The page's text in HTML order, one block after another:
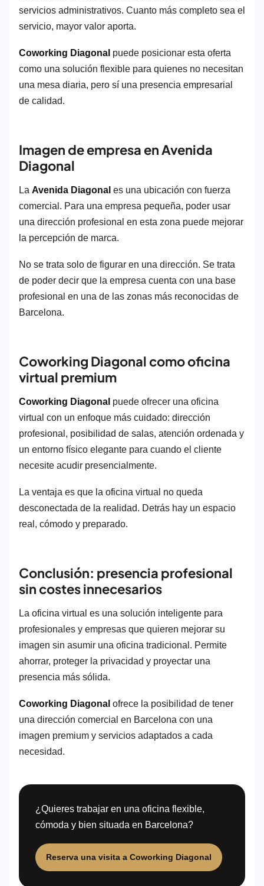
servicios administrativos. Cuanto más completo sea el
servicio, mayor valor aporta.
Coworking Diagonal puede posicionar esta oferta
como una solución flexible para quienes no necesitan
una mesa diaria, pero sí una presencia empresarial
de calidad.
Imagen de empresa en Avenida
Diagonal
La Avenida Diagonal es una ubicación con fuerza
comercial. Para una empresa pequeña, poder usar
una dirección profesional en esta zona puede mejorar
la percepción de marca.
No se trata solo de figurar en una dirección. Se trata
de poder decir que la empresa cuenta con una base
profesional en una de las zonas más reconocidas de
Barcelona.
Coworking Diagonal como oficina
virtual premium
Coworking Diagonal puede ofrecer una oficina
virtual con un enfoque más cuidado: dirección
profesional, posibilidad de salas, atención ordenada y
un entorno físico elegante para cuando el cliente
necesite acudir presencialmente.
La ventaja es que la oficina virtual no queda
desconectada de la realidad. Detrás hay un espacio
real, cómodo y preparado.
Conclusión: presencia profesional
sin costes innecesarios
La oficina virtual es una solución inteligente para
profesionales y empresas que quieren mejorar su
imagen sin asumir una oficina tradicional. Permite
ahorrar, proteger la privacidad y proyectar una
presencia más sólida.
Coworking Diagonal ofrece la posibilidad de tener
una dirección comercial en Barcelona con una
imagen premium y servicios adaptados a cada
necesidad.
¿Quieres trabajar en una oficina flexible,
cómoda y bien situada en Barcelona?
Reserva una visita a Coworking Diagonal